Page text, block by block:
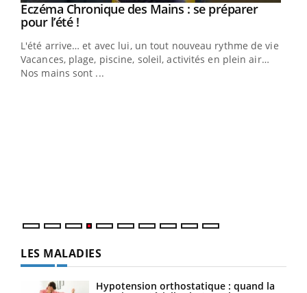
Youtube
Eczéma Chronique des Mains : se préparer
pour l’été !Youtube
L'été arrive… et avec lui, un tout nouveau rythme de vie !
Vacances, plage, piscine, soleil, activités en plein air…
Nos mains sont ...
LES MALADIES
Hypotension orthostatique : quand la